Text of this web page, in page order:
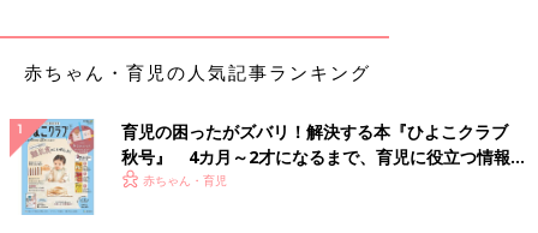
赤ちゃん・育児の人気記事ランキング
育児の困ったがズバリ！解決する本『ひよこクラブ
秋号』 4カ月～2才になるまで、育児に役立つ情報が
いっぱい！
赤ちゃん・育児